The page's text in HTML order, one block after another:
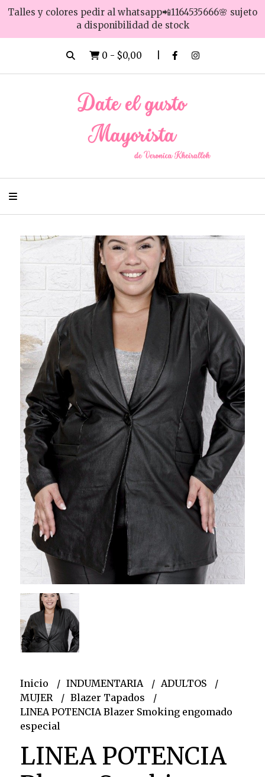
Talles y colores pedir al whatsapp📲1164535666🌸 sujeto
a disponibilidad de stock
0 - $0,00
Inicio INDUMENTARIA
ADULTOS
MUJER
Blazer Tapados
LINEA POTENCIA Blazer Smoking engomado
especial
LINEA POTENCIA